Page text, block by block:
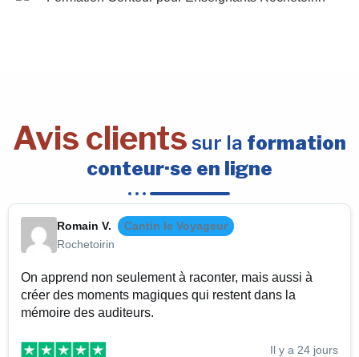
Avis clients sur la formation
conteur·se en ligne
Romain V.
Cantin le Voyageur
Rochetoirin
On apprend non seulement à raconter, mais aussi à
créer des moments magiques qui restent dans la
mémoire des auditeurs.
Il y a 24 jours